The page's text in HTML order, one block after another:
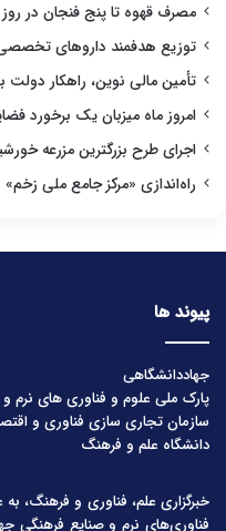
مصرف قهوه تا پنج فنجان در
توزیع هدفمند داروهای تخصصی
تأمین مالی نوین، راهکار
امروز ماه میزبان یک برخورد
اجرای طرح بزرگترین مزرعه
راه‌اندازی «مرکز جامع ملی
پیوند ها
جهاددانشگاهی
پارک ملی علوم و فناوری های نرم
سازمان تجاری سازی فناوری و
دانشگاه علم و فرهنگ
خبرگزاری علم، فناوری و فرهنگ،
فناوری‌های نرم و صنایع فرهنگیِ